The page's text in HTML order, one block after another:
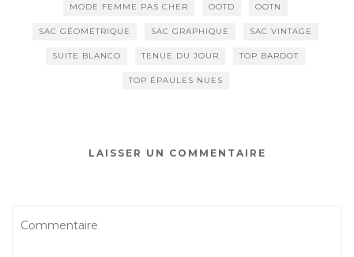
MODE FEMME PAS CHER OOTD OOTN
SAC GÉOMÉTRIQUE SAC GRAPHIQUE SAC VINTAGE
SUITE BLANCO TENUE DU JOUR TOP BARDOT
TOP ÉPAULES NUES
LAISSER UN COMMENTAIRE